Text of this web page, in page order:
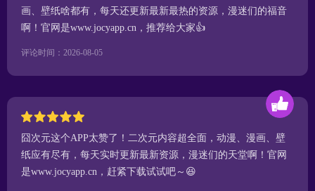
画、壁纸啥都有，每天还更新最新最热的资源，漫迷们的福音
啊！官网是www.jocyapp.cn，推荐给大家👍
评论时间：2026-08-05
囧次元这个APP太赞了！二次元内容超全面，动漫、漫画、壁
纸应有尽有，每天实时更新最新资源，漫迷们的天堂啊！官网
是www.jocyapp.cn，赶紧下载试试吧～😆